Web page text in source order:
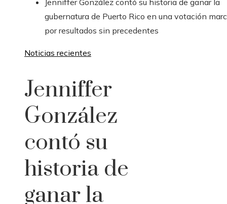
Jenniffer González contó su historia de ganar la
gubernatura de Puerto Rico en una votación
por resultados sin precedentes
Noticias recientes
Jenniffer
González
contó su
historia de
ganar la